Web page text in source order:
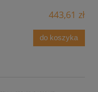
443,61 zł
do koszyka